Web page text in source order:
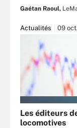
Gaétan Raoul,
Actualités 09
Les éditeurs
locomotives